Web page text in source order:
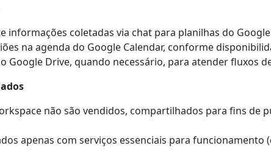
informações coletadas via chat para planilhas do Google
na agenda do Google Calendar, conforme
Google Drive, quando necessário, para atender fluxos
não são vendidos, compartilhados para fins de
apenas com serviços essenciais para funcionamento